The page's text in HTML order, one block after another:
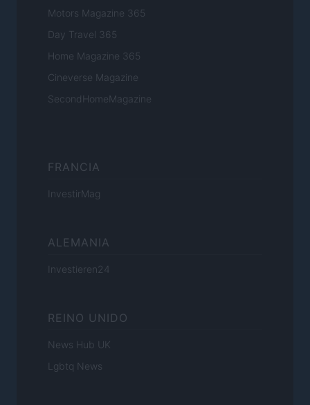
Motors Magazine 365
Day Travel 365
Home Magazine 365
Cineverse Magazine
SecondHomeMagazine
FRANCIA
InvestirMag
ALEMANIA
Investieren24
REINO UNIDO
News Hub UK
Lgbtq News